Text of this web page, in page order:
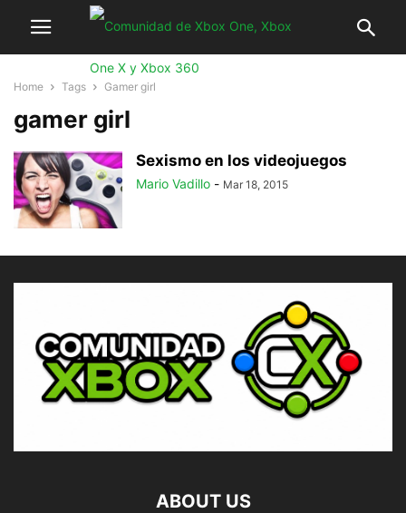
Home Tags Gamer girl
gamer girl
Sexismo en los videojuegos
Mario Vadillo - Mar 18, 2015
ABOUT US